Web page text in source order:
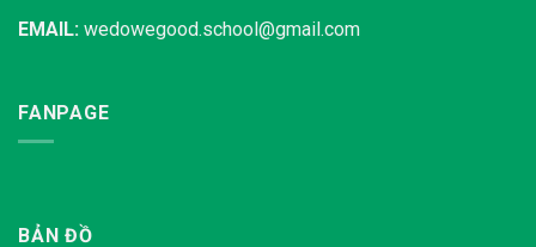
EMAIL: wedowegood.school@gmail.com
FANPAGE
BẢN ĐỒ